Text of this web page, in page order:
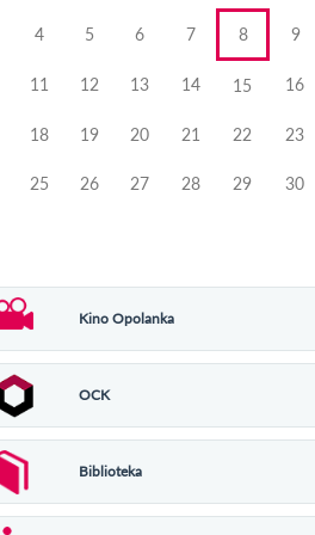
4 5 6 7 8 9
11 12 13 14 15 16
18 19 20 21 22 23
25 26 27 28 29 30
Kino Opolanka
OCK
Biblioteka